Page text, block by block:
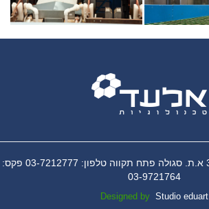
אלעד בע”מ רח’ נחשון 37 א.ת. סגולה פתח תקווה טלפון: 03-7212777 פקס:
03-9721764
Designed by Studio eduart